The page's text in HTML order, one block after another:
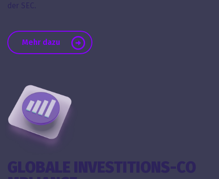
der SEC.
Mehr dazu
GLOBALE INVESTITIONS-CO